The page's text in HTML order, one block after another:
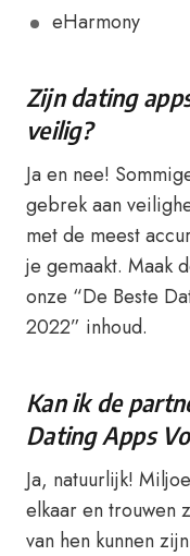
eHarmony
Zijn dating
veilig?
Ja en nee!
gebrek aan
met de meest
je gemaakt. Maak
onze “De Beste
2022” inhoud.
Kan ik de
Dating Apps
Ja, natuurlijk!
elkaar en trouwen
van hen kunnen